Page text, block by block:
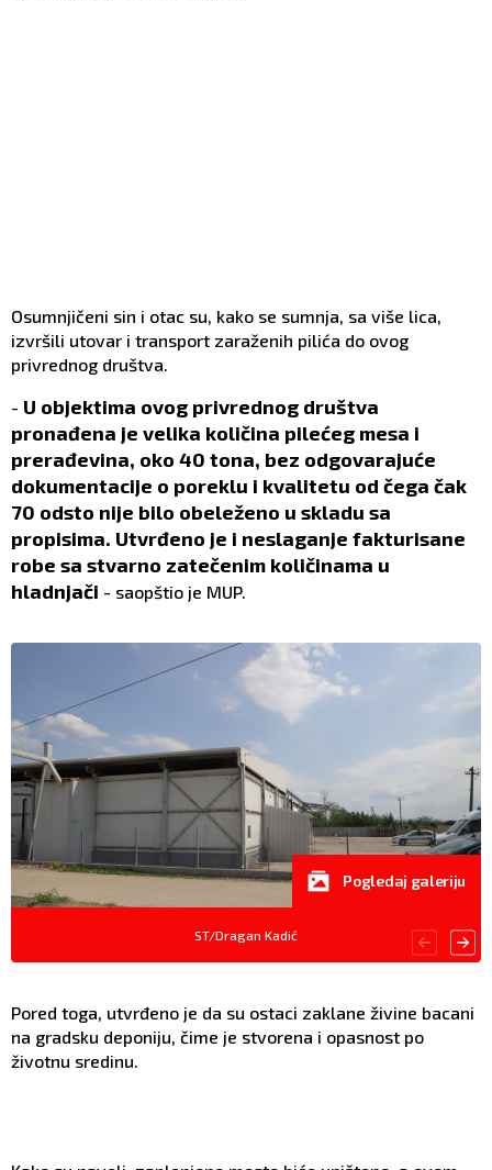
Osumnjičeni sin i otac su, kako se sumnja, sa više lica,
izvršili utovar i transport zaraženih pilića do ovog
privrednog društva.
- U objektima ovog privrednog društva
pronađena je velika količina pilećeg mesa i
prerađevina, oko 40 tona, bez odgovarajuće
dokumentacije o poreklu i kvalitetu od čega čak
70 odsto nije bilo obeleženo u skladu sa
propisima. Utvrđeno je i neslaganje fakturisane
robe sa stvarno zatečenim količinama u
hladnjači - saopštio je MUP.
ST/Dragan Kadić
Pogledaj galeriju
Pored toga, utvrđeno je da su ostaci zaklane živine bacani
na gradsku deponiju, čime je stvorena i opasnost po
životnu sredinu.